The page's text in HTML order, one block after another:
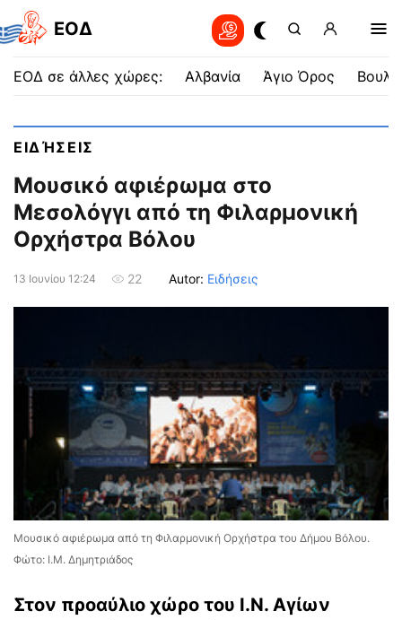
EOΔ
ΕΟΔ σε άλλες χώρες: Αλβανία Άγιο Όρος
ΕΙΔΉΣΕΙΣ
Μουσικό αφιέρωμα στο
Μεσολόγγι από τη Φιλαρμονική
Ορχήστρα Βόλου
13 Ιουνίου 12:24 22 Autor: Ειδήσεις
Μουσικό αφιέρωμα από τη Φιλαρμονική Ορχήστρα του Δήμου Βόλου.
Φώτο: Ι.Μ. Δημητριάδος
Στον προαύλιο χώρο του Ι.Ν. Αγίων